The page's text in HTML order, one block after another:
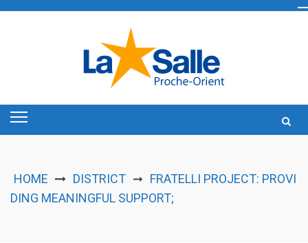
HOME DISTRICT ➞ FRATELLI PROJECT: PROVI
DING MEANINGFUL SUPPORT;